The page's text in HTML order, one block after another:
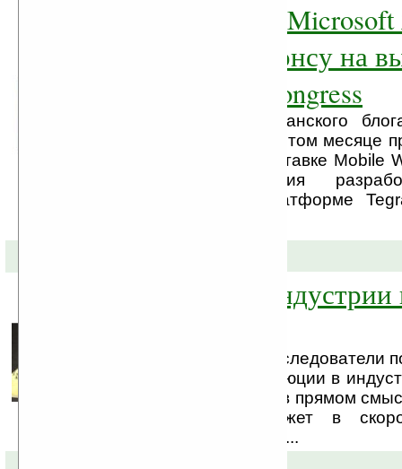
Коммуникатор
готовится к анонсу на
Mobile World Congress
По информации испанского
Microsoft готовится в этом месяце
«Zune Phone» на выставке Mobile
Барселоне. Компания
коммуникатор на платформе
Революция в
Всё ближе и ближе исследователи
осуществления революции в
видеоигр. Видеоигры в прямом
настольными, а может в
напольными, кто знает...